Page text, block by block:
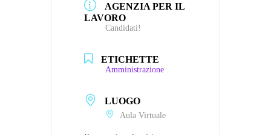
AGENZIA PER IL
LAVORO
Candidati!
ETICHETTE
Amministrazione
LUOGO
Aula Virtuale